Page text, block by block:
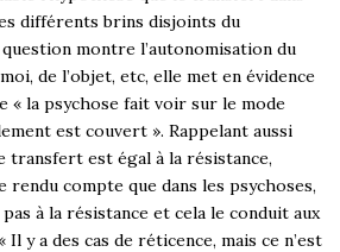
différents brins disjoints du
montre l’autonomisation du
de l’objet, etc, elle met en évidence
« la psychose fait voir sur le mode
est couvert ». Rappelant aussi
transfert est égal à la résistance,
rendu compte que dans les psychoses,
à la résistance et cela le conduit aux
y a des cas de réticence, mais ce n’est